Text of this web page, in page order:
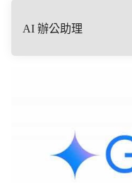
AI 辦公助理